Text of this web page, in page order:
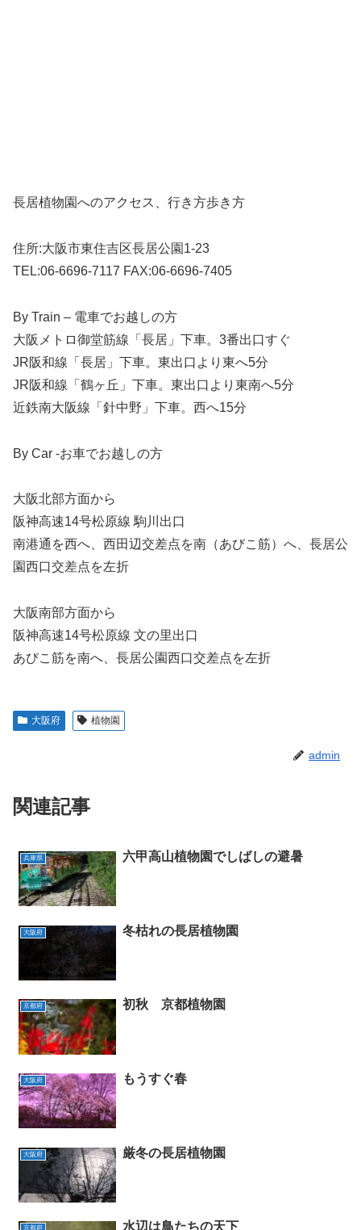
長居植物園へのアクセス、行き方歩き方
住所:大阪市東住吉区長居公園1-23
TEL:06-6696-7117 FAX:06-6696-7405
By Train – 電車でお越しの方
⼤阪メトロ御堂筋線「⻑居」下⾞。3番出⼝すぐ
JR阪和線「⻑居」下⾞。東出⼝より東へ5分
JR阪和線「鶴ヶ丘」下⾞。東出⼝より東南へ5分
近鉄南⼤阪線「針中野」下⾞。⻄へ15分
By Car -お車でお越しの方
大阪北部方面から
阪神⾼速14号松原線 駒川出⼝
南港通を⻄へ、⻄⽥辺交差点を南（あびこ筋）へ、⻑居公
園⻄⼝交差点を左折
⼤阪南部⽅⾯から
阪神⾼速14号松原線 ⽂の⾥出⼝
あびこ筋を南へ、⻑居公園⻄⼝交差点を左折
大阪府 植物園
admin
関連記事
兵庫県 六甲高山植物園でしばしの避暑
大阪府 冬枯れの長居植物園
京都府 初秋 京都植物園
大阪府 もうすぐ春
大阪府 厳冬の長居植物園
京都府 水辺は鳥たちの天下